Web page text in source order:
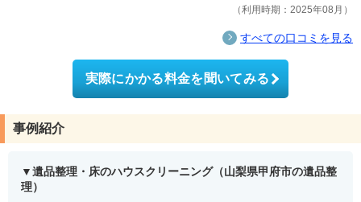
利用時期：2025年08月
すべての口コミを見る
実際にかかる料金を聞いてみる
事例紹介
遺品整理・床のハウスクリーニング（山梨県甲府市の遺品整
理）